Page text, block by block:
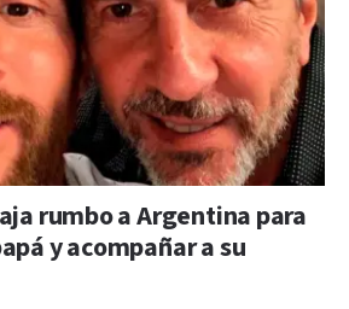
rumbo a Argentina para
y acompañar a su